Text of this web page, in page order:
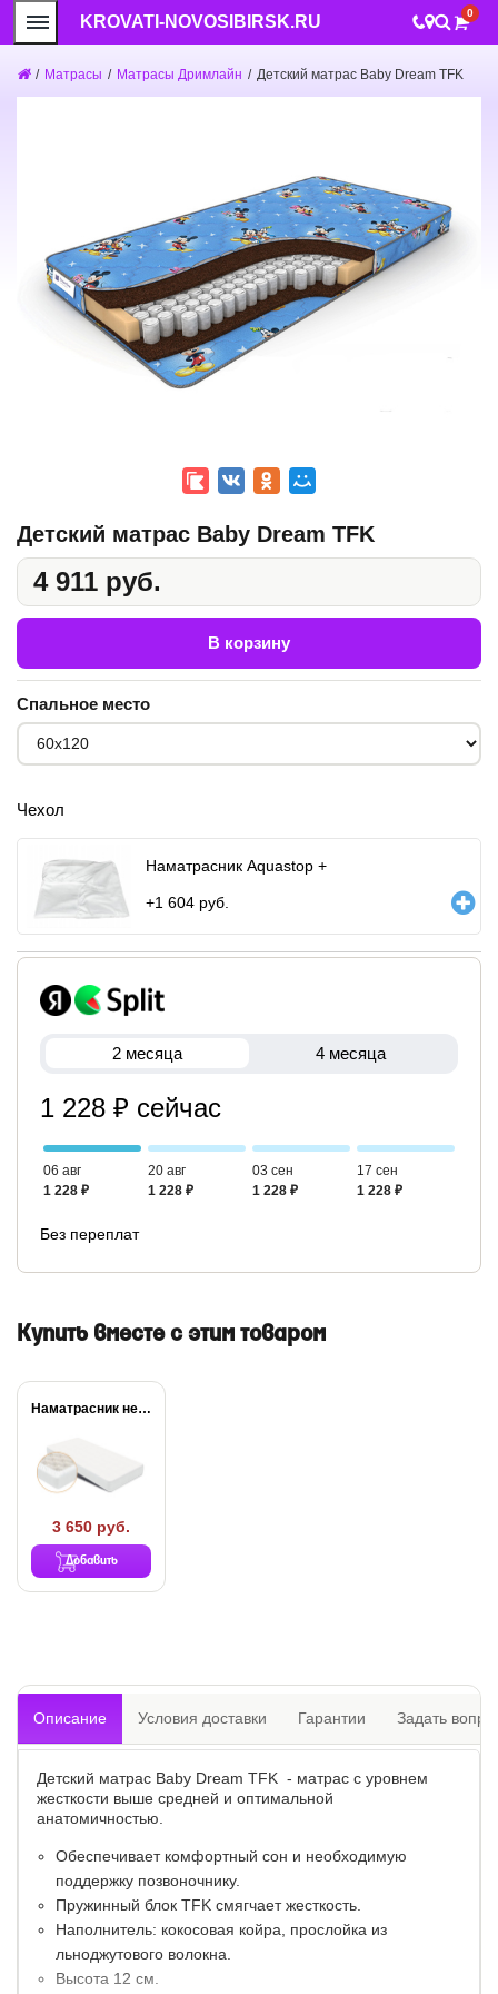
KROVATI-NOVOSIBIRSK.RU 0
/ Матрасы / Матрасы Дримлайн / Детский матрас Baby Dream TFK
Детский матрас Baby Dream TFK
4 911 руб.
В корзину
Спальное место
Чехол
Наматрасник Aquastop +
+1 604 руб.
2 месяца 4 месяца
1 228 ₽ сейчас
06 авг
1 228 ₽
20 авг
1 228 ₽
03 сен
1 228 ₽
17 сен
1 228 ₽
Без переплат
Купить вместе с этим товаром
Наматрасник непромокаемый Dry
3 650 руб.
Добавить
Описание Условия доставки Гарантии Задать
Детский матрас Baby Dream TFK - матрас с уровнем
жесткости выше средней и оптимальной
анатомичностью.
Обеспечивает комфортный сон и необходимую
поддержку позвоночнику.
Пружинный блок TFK смягчает жесткость.
Наполнитель: кокосовая койра, прослойка из
льноджутового волокна.
Высота 12 см.